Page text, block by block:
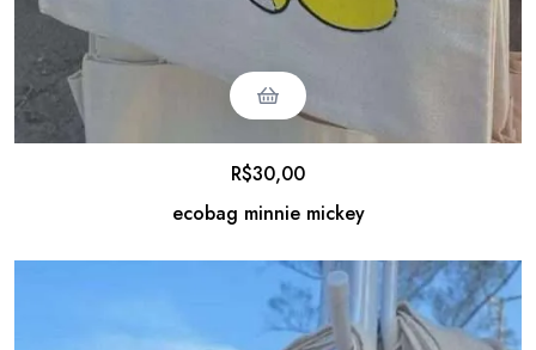
ecobag minnie mickey
R$30,00